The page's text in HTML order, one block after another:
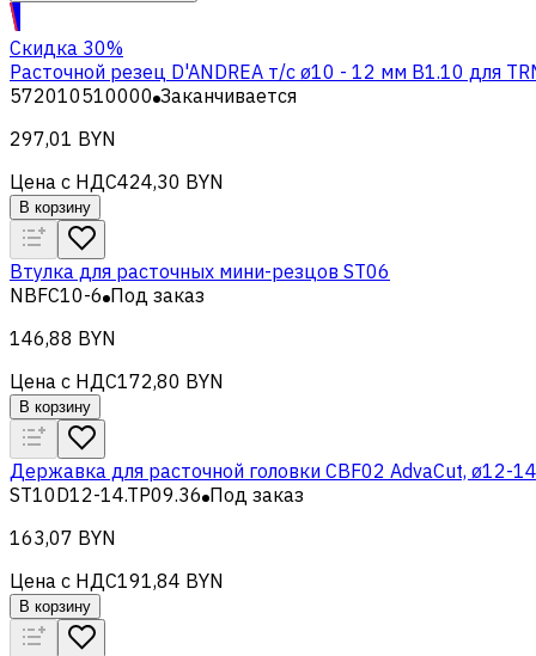
Скидка 30%
Расточной резец D'ANDREA т/с ø10 - 12 мм B1.10 для
572010510000 Заканчивается
297,01 BYN
Цена с НДС424,30 BYN
В корзину
Втулка для расточных мини-резцов ST06
NBFC10-6 Под заказ
146,88 BYN
Цена с НДС172,80 BYN
В корзину
Державка для расточной головки CBF02 AdvaCut, ø12-
ST10D12-14.TP09.36 Под заказ
163,07 BYN
Цена с НДС191,84 BYN
В корзину